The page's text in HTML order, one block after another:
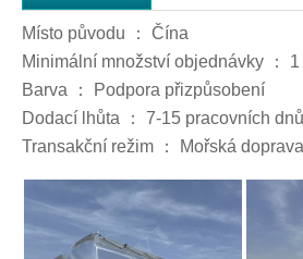
Místo původu ： Čína
Minimální množství objednávky ：
Barva ： Podpora přizpůsobení
Dodací lhůta ： 7-15 pracovních dnů
Transakční režim ： Mořská doprava